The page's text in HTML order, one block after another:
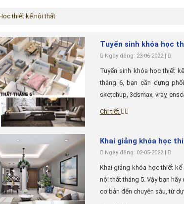
thiết kế nội thất
Tuyển sinh khóa học
Ngày đăng: 23-06-2022 |
Tuyển sinh khóa học thiết
tháng 6, bạn cần dựng
sketchup, 3dsmax, vray,
Chi tiết
Khai giảng khóa học
Ngày đăng: 02-05-2022 |
Khai giảng khóa học thiết
nội thất tháng 5. Vậy bạn
cơ bản đến chuyên sâu, từ